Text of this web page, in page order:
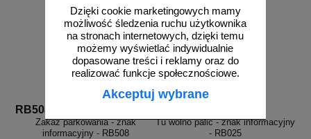
Dzięki cookie marketingowych mamy
możliwość śledzenia ruchu użytkownika
na stronach internetowych, dzięki temu
możemy wyświetlać indywidualnie
dopasowane treści i reklamy oraz do
realizować funkcje społecznościowe.
Akceptuj wybrane
RB508
Zakaz parkowania - znak
informacyjny - RB508
Tu wolno palić - znak informacyjny
- RB025